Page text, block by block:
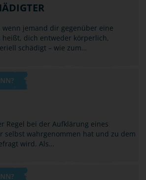
jemand dir gegenüber eine
heißt, dich entweder körperlich,
schädigt – wie zum…
Regel bei der Aufklärung eines
selbst wahrgenommen hat und zu dem
wird. Als…